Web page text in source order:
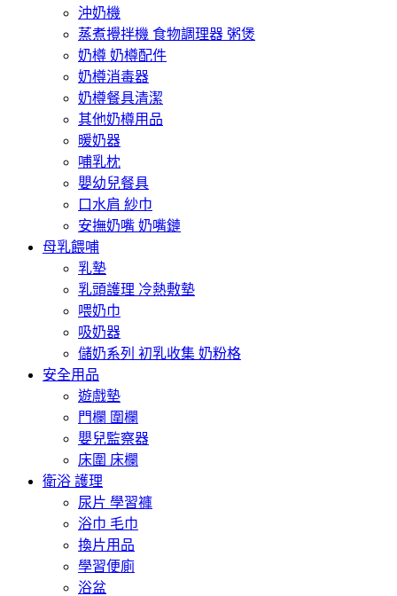
沖奶機
蒸煮攪拌機 食物調理器 粥煲
奶樽 奶樽配件
奶樽消毒器
奶樽餐具清潔
其他奶樽用品
暖奶器
哺乳枕
嬰幼兒餐具
口水肩 紗巾
安撫奶嘴 奶嘴鏈
母乳餵哺
乳墊
乳頭護理 冷熱敷墊
喂奶巾
吸奶器
儲奶系列 初乳收集 奶粉格
安全用品
遊戲墊
門欄 圍欄
嬰兒監察器
床圍 床欄
衛浴 護理
尿片 學習褲
浴巾 毛巾
換片用品
學習便廁
浴盆